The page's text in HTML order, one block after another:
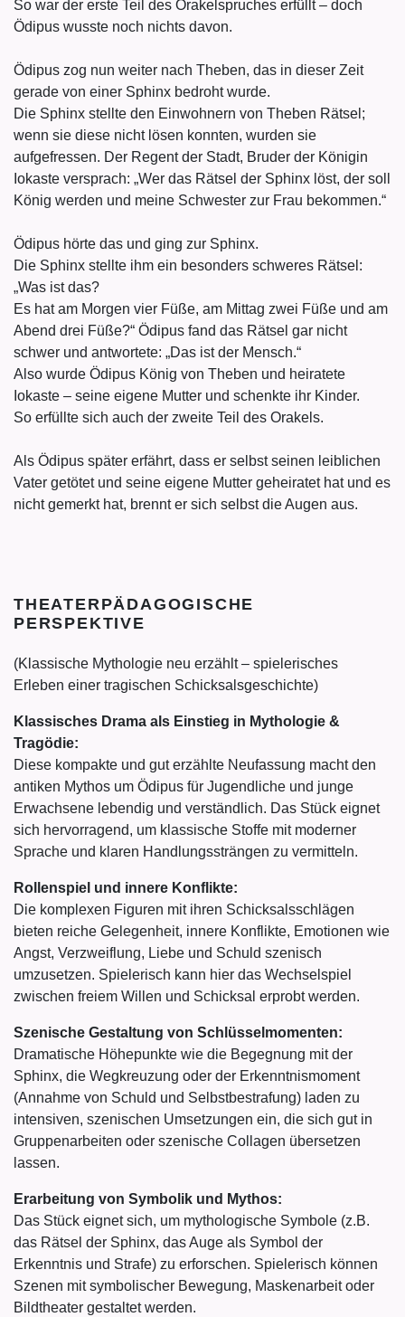
So war der erste Teil des Orakelspruches erfüllt – doch
Ödipus wusste noch nichts davon.
Ödipus zog nun weiter nach Theben, das in dieser Zeit
gerade von einer Sphinx bedroht wurde.
Die Sphinx stellte den Einwohnern von Theben Rätsel;
wenn sie diese nicht lösen konnten, wurden sie
aufgefressen. Der Regent der Stadt, Bruder der Königin
Iokaste versprach: „Wer das Rätsel der Sphinx löst, der soll
König werden und meine Schwester zur Frau bekommen.“
Ödipus hörte das und ging zur Sphinx.
Die Sphinx stellte ihm ein besonders schweres Rätsel:
„Was ist das?
Es hat am Morgen vier Füße, am Mittag zwei Füße und am
Abend drei Füße?“ Ödipus fand das Rätsel gar nicht
schwer und antwortete: „Das ist der Mensch.“
Also wurde Ödipus König von Theben und heiratete
Iokaste – seine eigene Mutter und schenkte ihr Kinder.
So erfüllte sich auch der zweite Teil des Orakels.
Als Ödipus später erfährt, dass er selbst seinen leiblichen
Vater getötet und seine eigene Mutter geheiratet hat und es
nicht gemerkt hat, brennt er sich selbst die Augen aus.
THEATERPÄDAGOGISCHE
PERSPEKTIVE
(Klassische Mythologie neu erzählt – spielerisches
Erleben einer tragischen Schicksalsgeschichte)
Klassisches Drama als Einstieg in Mythologie &
Tragödie:
Diese kompakte und gut erzählte Neufassung macht den
antiken Mythos um Ödipus für Jugendliche und junge
Erwachsene lebendig und verständlich. Das Stück eignet
sich hervorragend, um klassische Stoffe mit moderner
Sprache und klaren Handlungssträngen zu vermitteln.
Rollenspiel und innere Konflikte:
Die komplexen Figuren mit ihren Schicksalsschlägen
bieten reiche Gelegenheit, innere Konflikte, Emotionen wie
Angst, Verzweiflung, Liebe und Schuld szenisch
umzusetzen. Spielerisch kann hier das Wechselspiel
zwischen freiem Willen und Schicksal erprobt werden.
Szenische Gestaltung von Schlüsselmomenten:
Dramatische Höhepunkte wie die Begegnung mit der
Sphinx, die Wegkreuzung oder der Erkenntnismoment
(Annahme von Schuld und Selbstbestrafung) laden zu
intensiven, szenischen Umsetzungen ein, die sich gut in
Gruppenarbeiten oder szenische Collagen übersetzen
lassen.
Erarbeitung von Symbolik und Mythos:
Das Stück eignet sich, um mythologische Symbole (z.B.
das Rätsel der Sphinx, das Auge als Symbol der
Erkenntnis und Strafe) zu erforschen. Spielerisch können
Szenen mit symbolischer Bewegung, Maskenarbeit oder
Bildtheater gestaltet werden.